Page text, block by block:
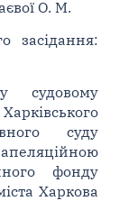
О. М.
засідання:
судовому
суду
фонду
Харкова